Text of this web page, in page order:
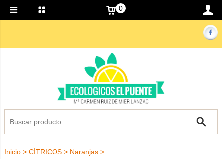
0
Inicio> CÍTRICOS> Naranjas>